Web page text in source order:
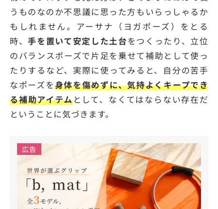
うものなのか不思議に思った方もいらっしゃるか
もしれません。アーサナ（ヨガポーズ）をとる
時、手を置いて安定した土台 をつくったり、立位
のバランスポーズで片足を乗せて補助として使っ
たりするなど、実際に使ってみると、自分の苦手
なポーズを身体を傷めずに、気持よくキープでき
る補助アイテムとして、なくてはならない存在だ
ということに気づきます。
広告